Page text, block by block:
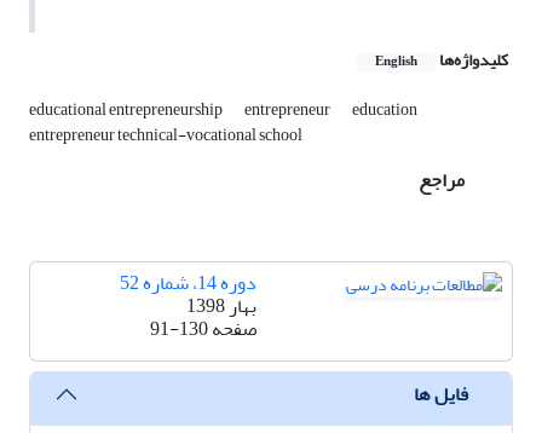
کلیدواژه‌ها English
educational entrepreneurship entrepreneur education
entrepreneur technical-vocational school
مراجع
دوره 14، شماره 52
بهار 1398
صفحه91-130
فایل ها